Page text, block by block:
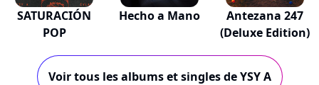
SATURACIÓN
POP
Hecho a Mano
Antezana 247
(Deluxe Edition)
Voir tous les albums et singles de YSY A